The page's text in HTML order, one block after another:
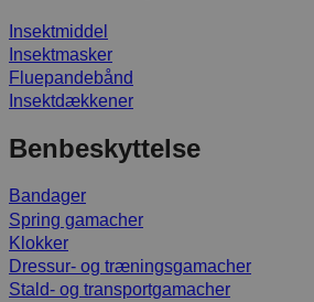
Insektmiddel
Insektmasker
Fluepandebånd
Insektdækkener
Benbeskyttelse
Bandager
Spring gamacher
Klokker
Dressur- og træningsgamacher
Stald- og transportgamacher